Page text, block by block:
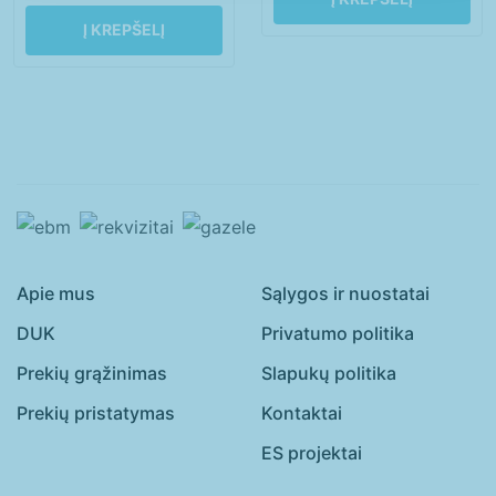
Į KREPŠELĮ
Apie mus
DUK
Prekių grąžinimas
Prekių pristatymas
Sąlygos ir nuostatai
Privatumo politika
Slapukų politika
Kontaktai
ES projektai